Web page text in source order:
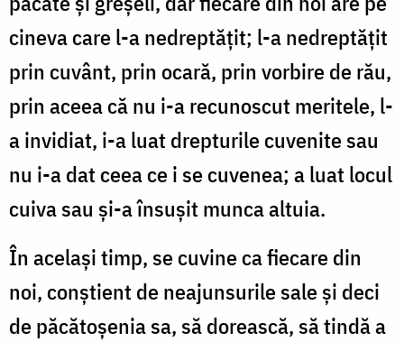
cineva care l-a nedreptăţit; l-a nedreptăţit
prin cuvânt, prin ocară, prin vorbire de rău,
prin aceea că nu i-a recunoscut meritele, l-
a invidiat, i-a luat drepturile cuvenite sau
nu i-a dat ceea ce i se cuvenea; a luat locul
cuiva sau şi-a însuşit munca altuia.
În acelaşi timp, se cuvine ca fiecare din
noi, conştient de neajunsurile sale şi deci
de păcătoşenia sa, să dorească, să tindă a